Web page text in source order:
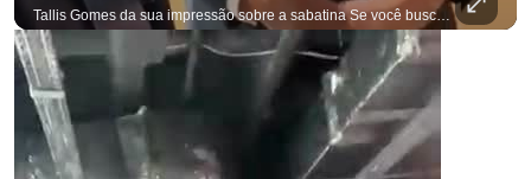
Tallis Gomes da sua impressão sobre a sabatina Se você busca informação com credibilidade, inscreva-se agora e ative o